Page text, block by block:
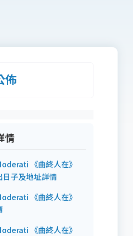
佈
情
《曲終人在》
日子及地址詳情
《曲終人在》
《曲終人在》